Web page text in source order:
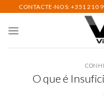
content
CONTACTE-NOS: +351 210
O que é